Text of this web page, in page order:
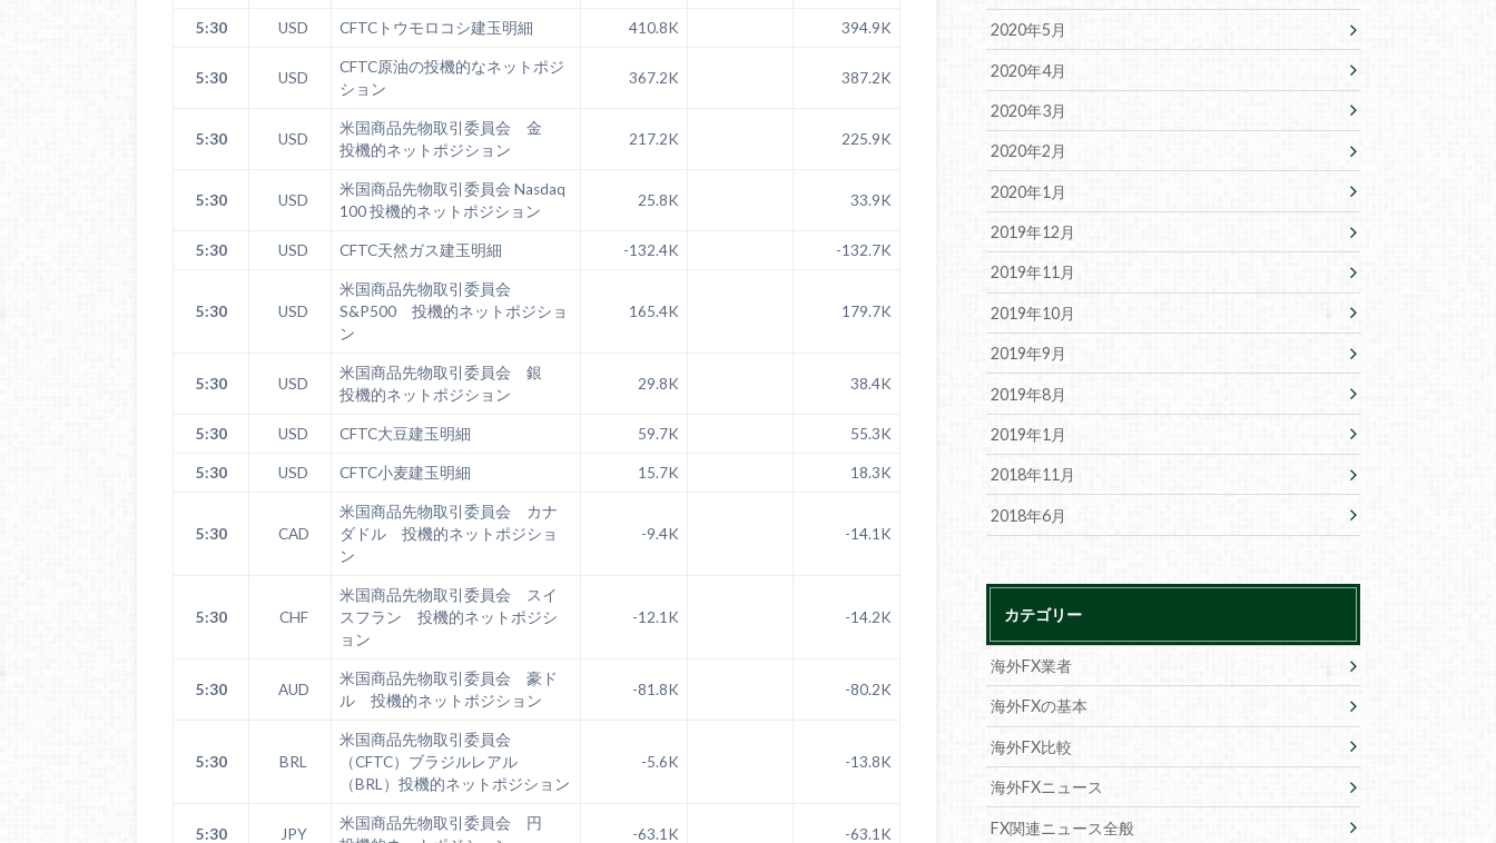
5:30 USD CFTCトウモロコシ建玉明細 410.8K 394.9K
5:30 USD
CFTC原油の投機的なネットポジ
ション
367.2K 387.2K
5:30 USD
米国商品先物取引委員会 金
投機的ネットポジション
217.2K 225.9K
5:30 USD
米国商品先物取引委員会 Nasdaq
100 投機的ネットポジション
25.8K 33.9K
5:30 USD CFTC天然ガス建玉明細 -132.4K -132.7K
5:30 USD
米国商品先物取引委員会
S&P500 投機的ネットポジショ
ン
165.4K 179.7K
5:30 USD
米国商品先物取引委員会 銀
投機的ネットポジション
29.8K 38.4K
5:30 USD CFTC大豆建玉明細 59.7K 55.3K
5:30 USD CFTC小麦建玉明細 15.7K 18.3K
5:30 CAD
米国商品先物取引委員会 カナ
ダドル 投機的ネットポジショ
ン
-9.4K -14.1K
5:30 CHF
米国商品先物取引委員会 スイ
スフラン 投機的ネットポジシ
ョン
-12.1K -14.2K
5:30 AUD
米国商品先物取引委員会 豪ド
ル 投機的ネットポジション
-81.8K -80.2K
5:30 BRL
米国商品先物取引委員会
（CFTC）ブラジルレアル
（BRL）投機的ネットポジション
-5.6K -13.8K
5:30 JPY
米国商品先物取引委員会 円
-63.1K -63.1K
2020年5月
2020年4月
2020年3月
2020年2月
2020年1月
2019年12月
2019年11月
2019年10月
2019年9月
2019年8月
2019年1月
2018年11月
2018年6月
カテゴリー
海外FX業者
海外FXの基本
海外FX比較
海外FXニュース
FX関連ニュース全般